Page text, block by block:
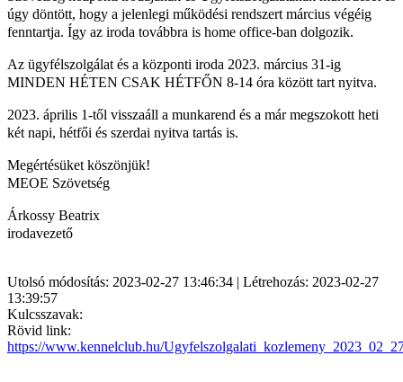
úgy döntött, hogy a jelenlegi működési rendszert március végéig
fenntartja. Így az iroda továbbra is home office-ban dolgozik.
Az ügyfélszolgálat és a központi iroda 2023. március 31-ig
MINDEN HÉTEN CSAK HÉTFŐN 8-14 óra között tart nyitva.
2023. április 1-től visszaáll a munkarend és a már megszokott heti
két napi, hétfői és szerdai nyitva tartás is.
Megértésüket köszönjük!
MEOE Szövetség
Árkossy Beatrix
irodavezető
Utolsó módosítás: 2023-02-27 13:46:34 | Létrehozás: 2023-02-27
13:39:57
Kulcsszavak:
Rövid link:
https://www.kennelclub.hu/